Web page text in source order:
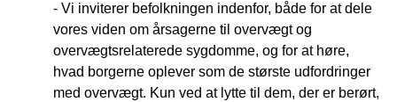
- Vi inviterer befolkningen indenfor, både for at dele
vores viden om årsagerne til overvægt og
overvægtsrelaterede sygdomme, og for at høre,
hvad borgerne oplever som de største udfordringer
med overvægt. Kun ved at lytte til dem, der er berørt,